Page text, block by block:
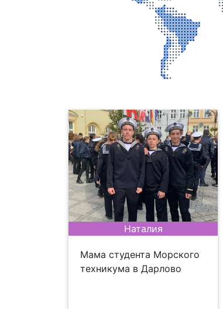
Наталия
Мама студента Морского
техникума в Дарлово